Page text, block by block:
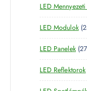
k
LED
LED Modulok
LED Panelek
LED Reflektorok